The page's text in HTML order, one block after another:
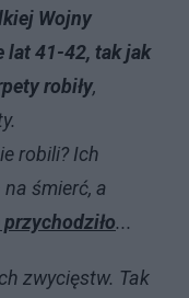
Wojny
lat 41-42, tak jak
robiły,
robili? Ich
śmierć, a
...
zwycięstw. Tak